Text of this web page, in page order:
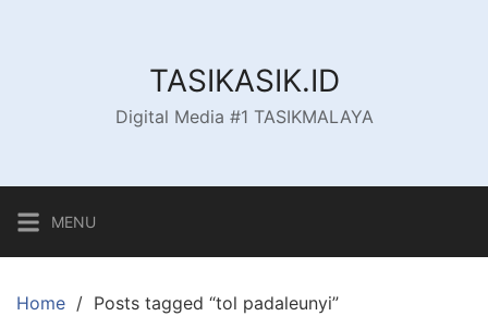
TASIKASIK.ID
Digital Media #1 TASIKMALAYA
MENU
Home Posts tagged “tol padaleunyi”